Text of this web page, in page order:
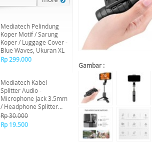
Mediatech Pelindung
Koper Motif / Sarung
Koper / Luggage Cover -
Blue Waves, Ukuran XL
Rp 299.000
Mediatech Kabel
Splitter Audio -
Microphone Jack 3.5mm
/ Headphone Splitter
Audio - Mic Silver
Rp 30.000
Rp 19.500
Gambar :